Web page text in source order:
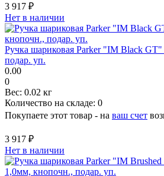
3 917 ₽
Нет в наличии
Ручка шариковая Parker "IM Black
подар. уп.
0.00
0
Вес: 0.02 кг
Количество на складе: 0
Покупаете этот товар - на ваш счет
3 917 ₽
Нет в наличии